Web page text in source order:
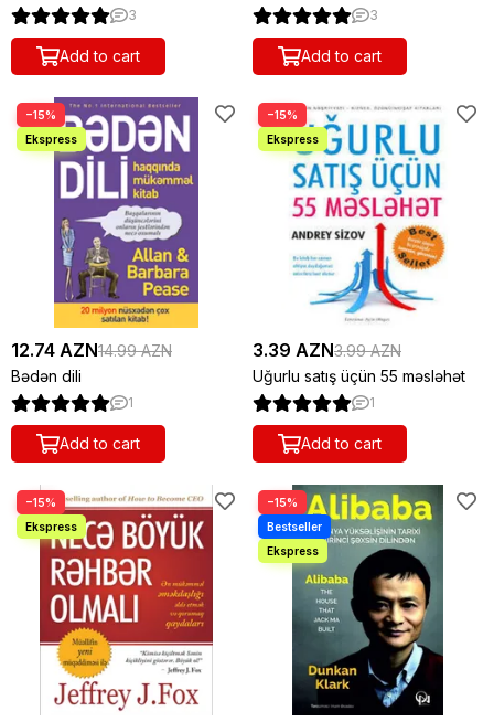
3
Add to cart
3
Add to cart
−15%
12.74 AZN14.99 AZN
Bədən dili
1
Add to cart
−15%
3.39 AZN3.99 AZN
Uğurlu satış üçün 55 məsləhət
1
Add to cart
−15% −15%